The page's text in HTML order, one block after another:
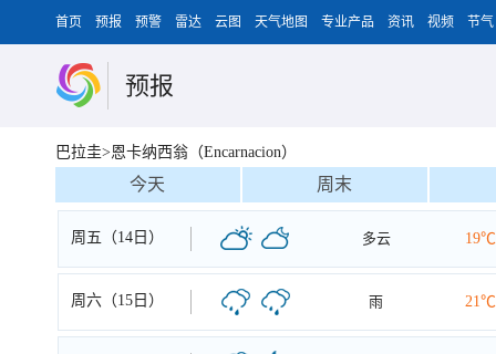
首页 预报 预警 雷达 云图 天气地图 专业产品 资讯 视频 节气
预报
巴拉圭>恩卡纳西翁（Encarnacion）
今天 周末
周五（14日） 多云 19℃
周六（15日） 雨 21℃